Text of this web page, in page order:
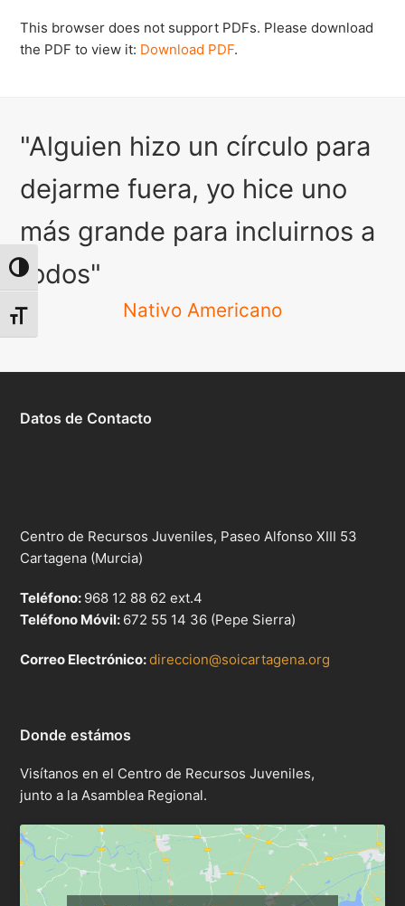
Alternar alto contraste
Alternar tamaño de letra
This browser does not support PDFs. Please download
the PDF to view it: Download PDF.
"Alguien hizo un círculo para
dejarme fuera, yo hice uno
más grande para incluirnos a
todos"
Nativo Americano
Datos de Contacto
Centro de Recursos Juveniles, Paseo Alfonso XIII 53
Cartagena (Murcia)
Teléfono: 968 12 88 62 ext.4
Teléfono Móvil: 672 55 14 36 (Pepe Sierra)
Correo Electrónico:direccion@soicartagena.org
Donde estámos
Visítanos en el Centro de Recursos Juveniles,
junto a la Asamblea Regional.